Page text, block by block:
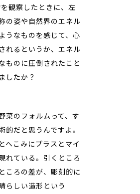
観察したときに、左
の姿や自然界のエネル
うなものを感じて、心
れるというか、エネル
ものに圧倒されたこと
したか？
菜のフォルムって、す
的だと思うんですよ。
へこみにプラスとマイ
れている。引くところ
ころの差が、彫刻的に
らしい造形という